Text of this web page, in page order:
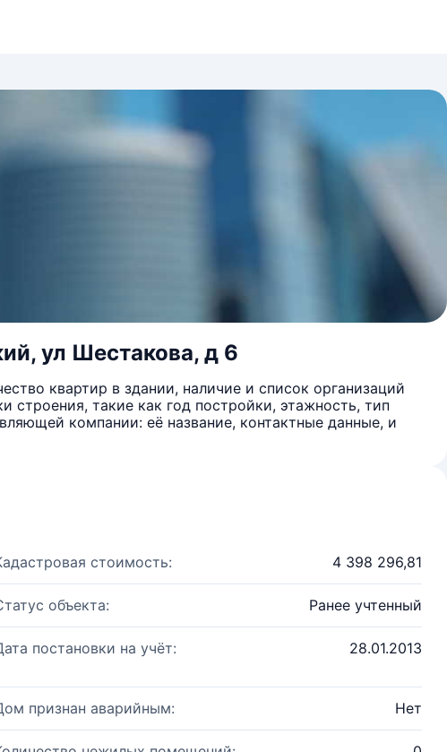
ул Шестакова, д 6
квартир в здании, наличие и список организаций
такие как год постройки, этажность, тип
компании: её название, контактные данные, и
стоимость: 4 398 296,81
объекта: Ранее учтенный
постановки на учёт: 28.01.2013
признан аварийным: Нет